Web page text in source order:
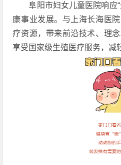
阜阳市妇女儿童医院响应
康事业发展。与上海长海医
疗资源，带来前沿技术、理
享受国家级生殖医疗服务，减